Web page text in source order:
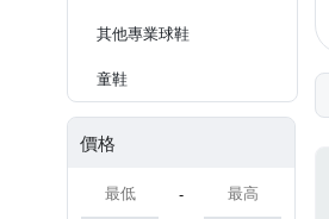
其他專業球鞋
童鞋
價格
-